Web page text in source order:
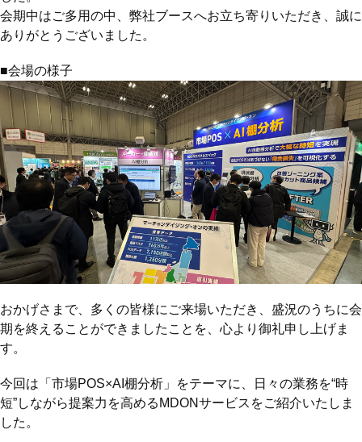
会期中はご多用の中、弊社ブースへお立ち寄りいただき、誠に
ありがとうございました。
■会場の様子
おかげさまで、多くの皆様にご来場いただき、盛況のうちに会
期を終えることができましたことを、心より御礼申し上げま
す。
今回は「市場POS×AI棚分析」をテーマに、日々の業務を“時
短”しながら提案力を高めるMDONサービスをご紹介いたしま
した。